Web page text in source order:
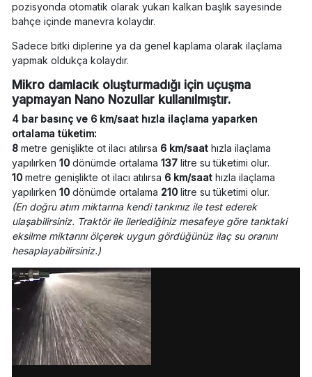
pozisyonda otomatik olarak yukarı kalkan başlık sayesinde
bahçe içinde manevra kolaydır.
Sadece bitki diplerine ya da genel kaplama olarak ilaçlama
yapmak oldukça kolaydır.
Mikro damlacık oluşturmadığı için uçuşma
yapmayan Nano Nozullar kullanılmıştır.
4 bar basınç ve 6 km/saat hızla ilaçlama yaparken
ortalama tüketim:
8metre genişlikte ot ilacı atılırsa 6 km/saathızla ilaçlama
yapılırken 10dönümde ortalama 137litre su tüketimi olur.
10metre genişlikte ot ilacı atılırsa 6 km/saathızla ilaçlama
yapılırken 10dönümde ortalama 210litre su tüketimi olur.
(En doğru atım miktarına kendi tankınız ile test ederek
ulaşabilirsiniz. Traktör ile ilerlediğiniz mesafeye göre tanktaki
eksilme miktarını ölçerek uygun gördüğünüz ilaç su oranını
hesaplayabilirsiniz.)